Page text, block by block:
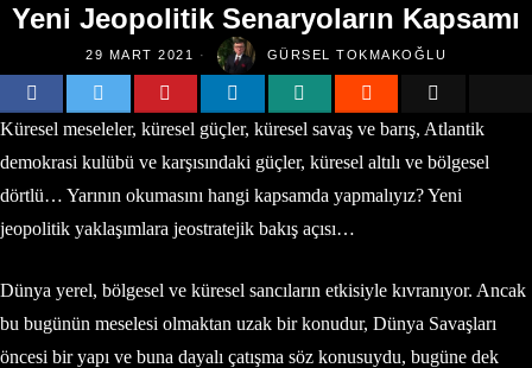
Yeni Jeopolitik Senaryoların Kapsamı
29 MART 2021 GÜRSEL TOKMAKOĞLU
Küresel meseleler, küresel güçler, küresel savaş ve barış, Atlantik
demokrasi kulübü ve karşısındaki güçler, küresel altılı ve bölgesel
dörtlü… Yarının okumasını hangi kapsamda yapmalıyız? Yeni
jeopolitik yaklaşımlara jeostratejik bakış açısı…
Dünya yerel, bölgesel ve küresel sancıların etkisiyle kıvranıyor. Ancak
bu bugünün meselesi olmaktan uzak bir konudur, Dünya Savaşları
öncesi bir yapı ve buna dayalı çatışma söz konusuydu, bugüne dek